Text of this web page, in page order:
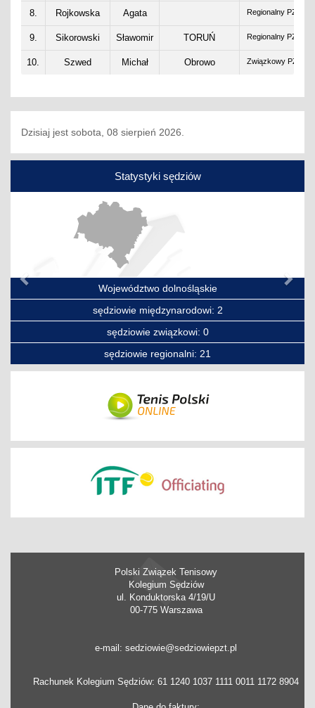
8. Rojkowska Agata Regionalny PZT
9. Sikorowski Sławomir TORUŃ Regionalny PZT
10. Szwed Michał Obrowo Związkowy PZT
Dzisiaj jest sobota, 08 sierpień 2026.
Statystyki sędziów
Województwo dolnośląskie
sędziowie międzynarodowi: 2
sędziowie związkowi: 0
sędziowie regionalni: 21
Polski Związek Tenisowy
Kolegium Sędziów
ul. Konduktorska 4/19/U
00-775 Warszawa
e-mail: sedziowie@sedziowiepzt.pl
Rachunek Kolegium Sędziów: 61 1240 1037 1111 0011 1172 8904